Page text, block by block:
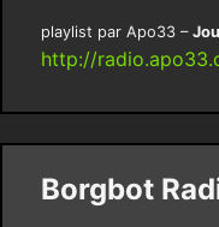
playlist par Apo33 –
http://
Borgbot